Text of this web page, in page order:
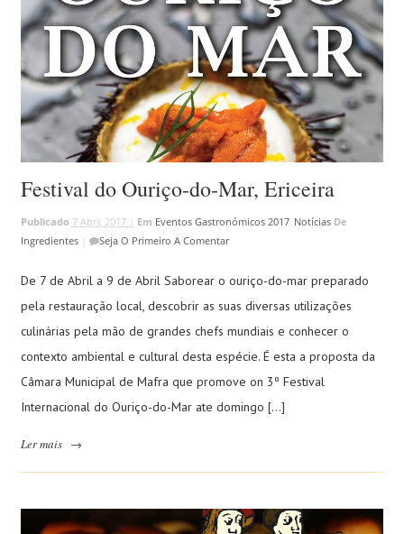
Festival do Ouriço-do-Mar, Ericeira
Publicado 7 Abril, 2017 | Em Eventos Gastronómicos 2017, Notícias De
Ingredientes| Seja O Primeiro A Comentar
De 7 de Abril a 9 de Abril Saborear o ouriço-do-mar preparado
pela restauração local, descobrir as suas diversas utilizações
culinárias pela mão de grandes chefs mundiais e conhecer o
contexto ambiental e cultural desta espécie. É esta a proposta da
Câmara Municipal de Mafra que promove on 3º Festival
Internacional do Ouriço-do-Mar ate domingo […]
Ler mais →